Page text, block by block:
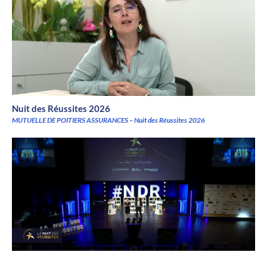
Nuit des Réussites 2026
MUTUELLE DE POITIERS ASSURANCES – Nuit des Réussites 2026